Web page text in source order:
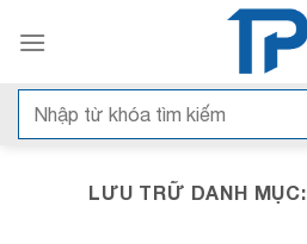
qua
dungSearch
LƯU TRỮ DANH MỤC: